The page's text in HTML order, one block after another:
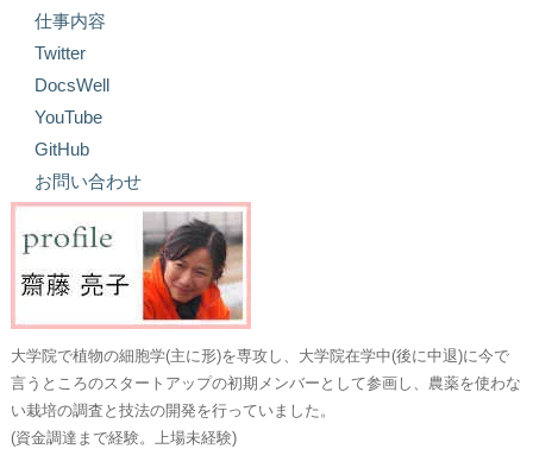
仕事内容
Twitter
DocsWell
YouTube
GitHub
お問い合わせ
大学院で植物の細胞学(主に形)を専攻し、大学院在学中(後に中退)に今で
言うところのスタートアップの初期メンバーとして参画し、農薬を使わな
い栽培の調査と技法の開発を行っていました。
(資金調達まで経験。上場未経験)